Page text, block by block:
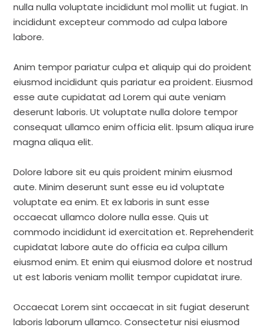
nulla nulla voluptate incididunt mol mollit ut fugiat. In
incididunt excepteur commodo ad culpa labore
labore.
Anim tempor pariatur culpa et aliquip qui do proident
eiusmod incididunt quis pariatur ea proident. Eiusmod
esse aute cupidatat ad Lorem qui aute veniam
deserunt laboris. Ut voluptate nulla dolore tempor
consequat ullamco enim officia elit. Ipsum aliqua irure
magna aliqua elit.
Dolore labore sit eu quis proident minim eiusmod
aute. Minim deserunt sunt esse eu id voluptate
voluptate ea enim. Et ex laboris in sunt esse
occaecat ullamco dolore nulla esse. Quis ut
commodo incididunt id exercitation et. Reprehenderit
cupidatat labore aute do officia ea culpa cillum
eiusmod enim. Et enim qui eiusmod dolore et nostrud
ut est laboris veniam mollit tempor cupidatat irure.
Occaecat Lorem sint occaecat in sit fugiat deserunt
laboris laborum ullamco. Consectetur nisi eiusmod